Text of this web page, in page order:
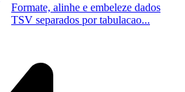
Formate, alinhe e embeleze dados
TSV separados por tabulacao...